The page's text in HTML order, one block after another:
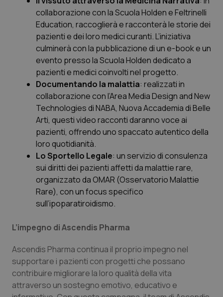
collaborazione con la Scuola Holden e Feltrinelli
Education, raccoglierà e racconterà le storie dei
pazienti e dei loro medici curanti. L’iniziativa
culminerà con la pubblicazione di un e-book e un
evento presso la Scuola Holden dedicato a
pazienti e medici coinvolti nel progetto.
Documentando la malattia: realizzati in
collaborazione con l’Area Media Design and New
Technologies di NABA, Nuova Accademia di Belle
Arti, questi video racconti daranno voce ai
pazienti, offrendo uno spaccato autentico della
loro quotidianità.
Lo Sportello Legale: un servizio di consulenza
sui diritti dei pazienti affetti da malattie rare,
organizzato da OMAR (Osservatorio Malattie
Rare), con un focus specifico
sull’ipoparatiroidismo.
L’impegno di Ascendis Pharma
Ascendis Pharma continua il proprio impegno nel
supportare i pazienti con progetti che possano
contribuire migliorare la loro qualità della vita
attraverso un sostegno emotivo, educativo e
CookieScriptConsent
CookieScript
www.quotidianosanita.it
5
tracking-sites-ironfish-
www.quotidianosanita.it